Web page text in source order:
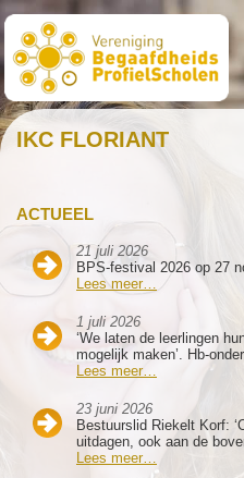
ACTUEEL
21 juli 2026
BPS-festival 2026 op 27
Lees meer…
1 juli 2026
‘We laten de leerlingen
mogelijk maken’. Hb-
Lees meer…
23 juni 2026
Bestuurslid Riekelt Korf:
uitdagen, ook aan de
Lees meer…
IKC FLORIANT